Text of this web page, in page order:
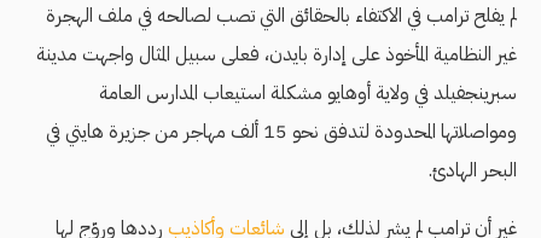
لم يفلح ترامب في الاكتفاء بالحقائق التي تصب لصالحه في ملف الهجرة
غير النظامية المأخوذ على إدارة بايدن، فعلى سبيل المثال واجهت مدينة
سبرينجفيلد في ولاية أوهايو مشكلة استيعاب المدارس العامة
ومواصلاتها المحدودة لتدفق نحو 15 ألف مهاجر من جزيرة هايتي في
البحر الهادئ.
غير أن ترامب لم يشر لذلك، بل إلى شائعات وأكاذيب رددها وروّج لها